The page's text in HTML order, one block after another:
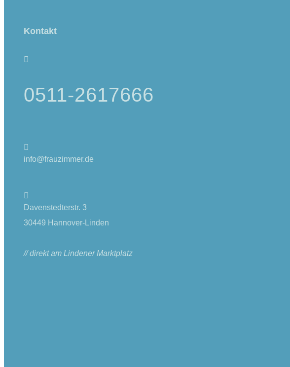
Kontakt
0511-2617666
info@frauzimmer.de
Davenstedterstr. 3
30449 Hannover-Linden
// direkt am Lindener Marktplatz